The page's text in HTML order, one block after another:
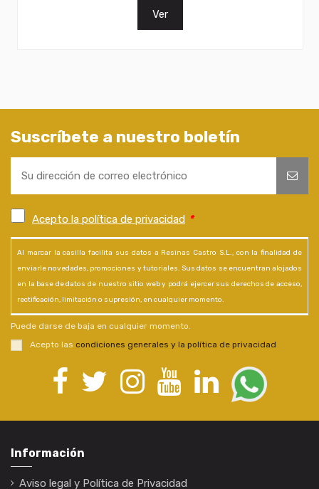
Ver
Suscríbete a nuestro boletín
Acepto la política de privacidad *
Al marcar la casilla facilita sus datos a Resinas Castro S.L., con la finalidad de
enviarle novedades, promociones y tutoriales. Sus datos se encuentran alojados
en la base de datos de nuestro sitio web y podrá ejercer sus derechos de acceso,
rectificación, limitación o supresión, en cualquier momento.
Puede darse de baja en cualquier momento.
Acepto las condiciones generales y la política de privacidad
Información
Aviso legal y Política de Privacidad